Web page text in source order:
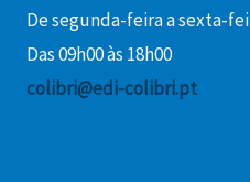
De segunda-feira a sexta-
Das 09h00 às 18h00
colibri@edi-colibri.pt